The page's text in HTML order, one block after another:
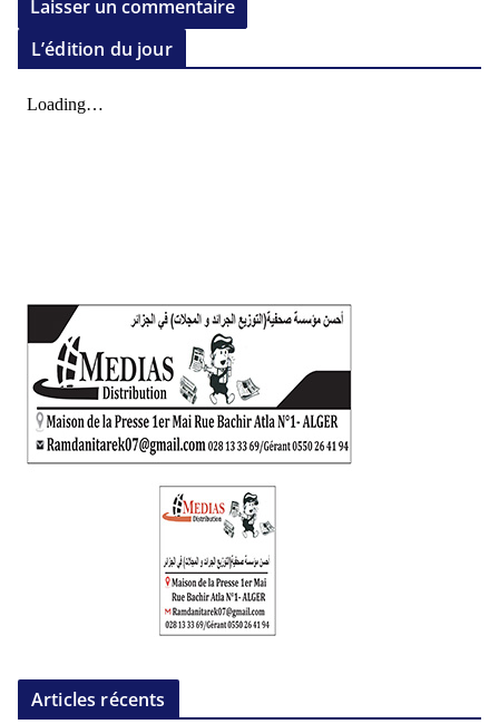
L’édition du jour
Articles récents